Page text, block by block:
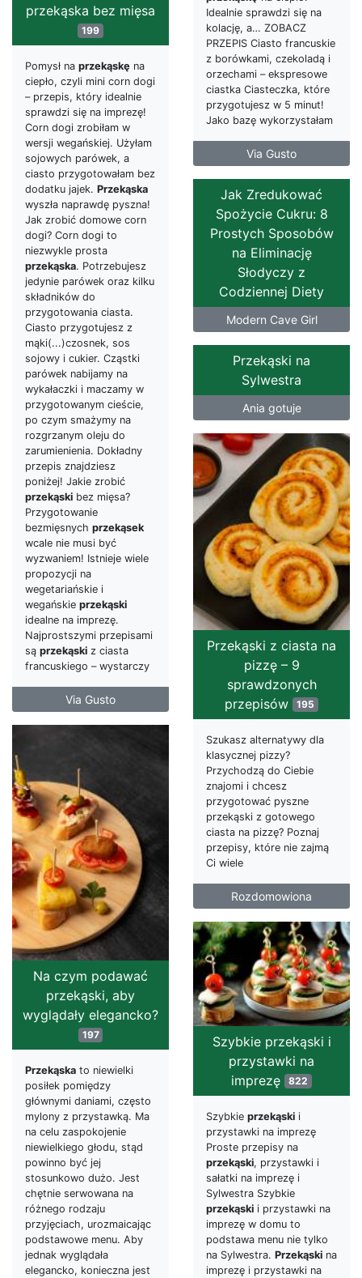
Idealnie sprawdzi się na
kolację, a… ZOBACZ
PRZEPIS Ciasto francuskie
z borówkami, czekoladą i
orzechami – ekspresowe
ciastka Ciasteczka, które
przygotujesz w 5 minut!
Jako bazę wykorzystałam
Via Gusto
przekąska bez mięsa
199
Pomysł na przekąskę na
ciepło, czyli mini corn dogi
– przepis, który idealnie
sprawdzi się na imprezę!
Corn dogi zrobiłam w
wersji wegańskiej. Użyłam
sojowych parówek, a
ciasto przygotowałam bez
dodatku jajek. Przekąska
wyszła naprawdę pyszna!
Jak zrobić domowe corn
dogi? Corn dogi to
niezwykle prosta
przekąska. Potrzebujesz
jedynie parówek oraz kilku
składników do
przygotowania ciasta.
Ciasto przygotujesz z
mąki(...)czosnek, sos
sojowy i cukier. Cząstki
parówek nabijamy na
wykałaczki i maczamy w
przygotowanym cieście,
po czym smażymy na
rozgrzanym oleju do
zarumienienia. Dokładny
przepis znajdziesz
poniżej! Jakie zrobić
przekąski bez mięsa?
Przygotowanie
bezmięsnych przekąsek
wcale nie musi być
wyzwaniem! Istnieje wiele
propozycji na
wegetariańskie i
wegańskie przekąski
idealne na imprezę.
Najprostszymi przepisami
są przekąski z ciasta
francuskiego – wystarczy
Via Gusto
Jak Zredukować
Spożycie Cukru: 8
Prostych Sposobów
na Eliminację
Słodyczy z
Codziennej Diety
Modern Cave Girl
Przekąski na
Sylwestra
Ania gotuje
Przekąski z ciasta na
pizzę – 9
sprawdzonych
przepisów 195
Szukasz alternatywy dla
klasycznej pizzy?
Przychodzą do Ciebie
znajomi i chcesz
przygotować pyszne
przekąski z gotowego
ciasta na pizzę? Poznaj
przepisy, które nie zajmą
Ci wiele
Rozdomowiona
Na czym podawać
przekąski, aby
wyglądały elegancko?
197
Przekąska to niewielki
posiłek pomiędzy
głównymi daniami, często
mylony z przystawką. Ma
na celu zaspokojenie
niewielkiego głodu, stąd
powinno być jej
stosunkowo dużo. Jest
chętnie serwowana na
różnego rodzaju
przyjęciach, urozmaicając
podstawowe menu. Aby
jednak wyglądała
elegancko, konieczna jest
Szybkie przekąski i
przystawki na
imprezę 822
Szybkie przekąski i
przystawki na imprezę
Proste przepisy na
przekąski, przystawki i
sałatki na imprezę i
Sylwestra Szybkie
przekąski i przystawki na
imprezę w domu to
podstawa menu nie tylko
na Sylwestra. Przekąski na
imprezę i przystawki na